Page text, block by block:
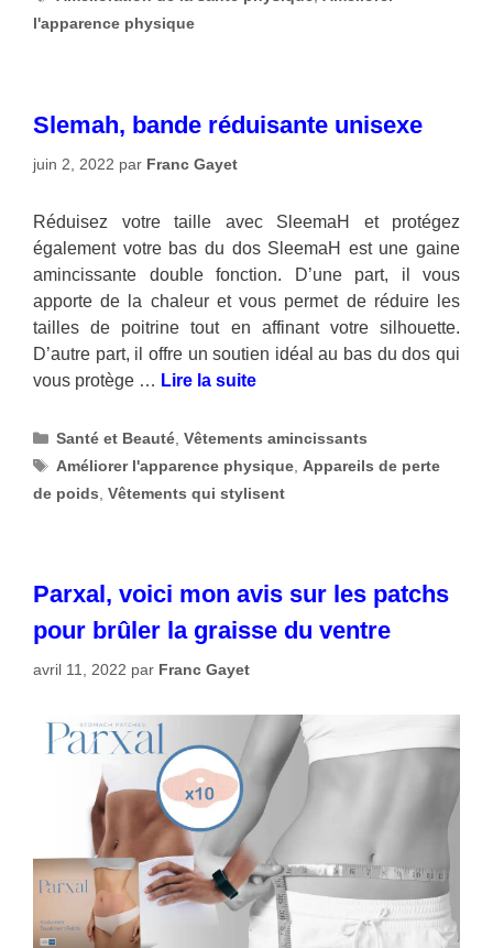
l'apparence physique
Slemah, bande réduisante unisexe
juin 2, 2022 par Franc Gayet
Réduisez votre taille avec SleemaH et protégez
également votre bas du dos SleemaH est une gaine
amincissante double fonction. D’une part, il vous
apporte de la chaleur et vous permet de réduire les
tailles de poitrine tout en affinant votre silhouette.
D’autre part, il offre un soutien idéal au bas du dos qui
vous protège … Lire la suite
Catégories
Santé et Beauté ,Vêtements amincissants
Étiquettes
Améliorer l'apparence physique Appareils de perte
de poids Vêtements qui stylisent
Parxal, voici mon avis sur les patchs
pour brûler la graisse du ventre
avril 11, 2022 par Franc Gayet